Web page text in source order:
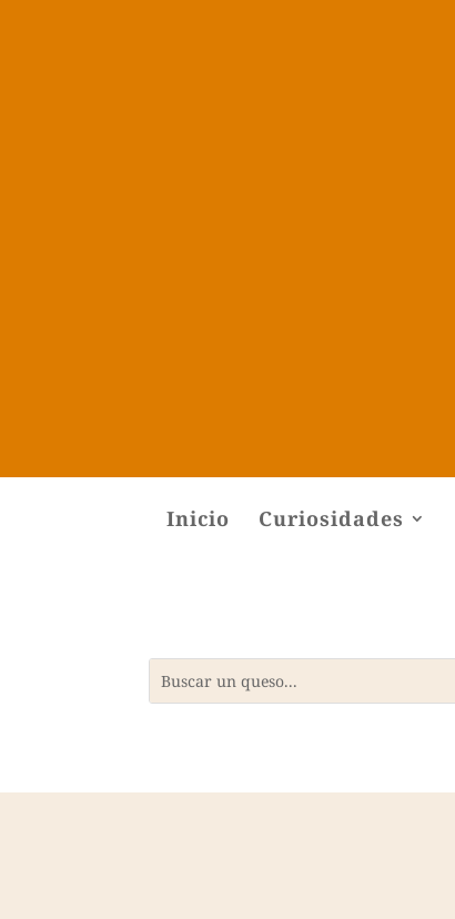
Inicio Curiosidades